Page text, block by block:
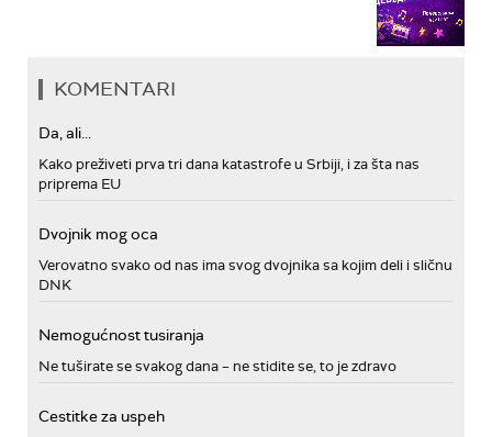
KOMENTARI
Da, ali...
Kako preživeti prva tri dana katastrofe u Srbiji, i za šta nas
priprema EU
Dvojnik mog oca
Verovatno svako od nas ima svog dvojnika sa kojim deli i sličnu
DNK
Nemogućnost tusiranja
Ne tuširate se svakog dana – ne stidite se, to je zdravo
Cestitke za uspeh